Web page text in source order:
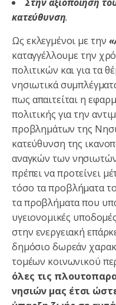
κατεύθυνση.
Ως εκλεγμένοι με την
καταγγέλλουμε την
πολιτικών και για τα
νησιωτικά
πως απαιτείται η
πολιτικής για την
προβλημάτων της
κατεύθυνση της
αναγκών των
πρέπει να προτείνει
τόσο τα προβλήματα
τα προβλήματα που
υγειονομικές
στην ενεργειακή
δημόσιο δωρεάν
τομέων κοινωνικού
όλες τις
νησιών μας έτσι